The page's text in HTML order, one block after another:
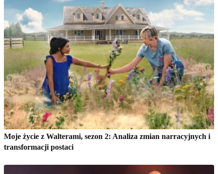
Moje życie z Walterami, sezon 2: Analiza zmian narracyjnych i
transformacji postaci